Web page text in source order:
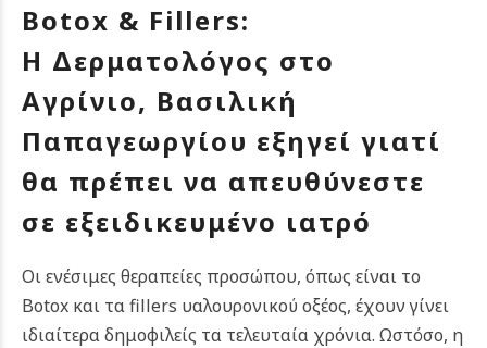
Botox & Fillers:
Η Δερματολόγος στο
Αγρίνιο, Βασιλική
Παπαγεωργίου εξηγεί γιατί
θα πρέπει να απευθύνεστε
σε εξειδικευμένο ιατρό
Οι ενέσιμες θεραπείες προσώπου, όπως είναι το
Botox και τα fillers υαλουρονικού οξέος, έχουν γίνει
ιδιαίτερα δημοφιλείς τα τελευταία χρόνια. Ωστόσο, η